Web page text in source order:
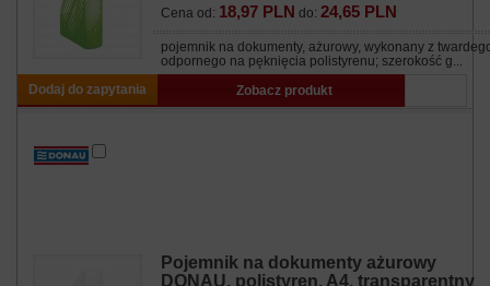
Cena od: 18,97 PLN do: 24,65 PLN
pojemnik na dokumenty, ażurowy, wykonany z
odpornego na pęknięcia polistyrenu; szerokość g...
Dodaj do zapytania
Zobacz produkt
Pojemnik na dokumenty ażurowy
DONAU, polistyren, A4, transparentny